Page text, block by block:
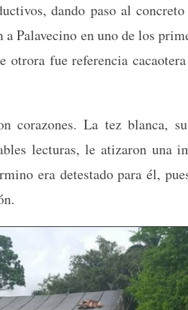
dan­do paso al
Palave­ci­no en uno de los
otro­ra fue ref­er­en­cia
cora­zones. La tez blan­ca,
lec­turas, le ati­zaron una
era detes­ta­do para él,